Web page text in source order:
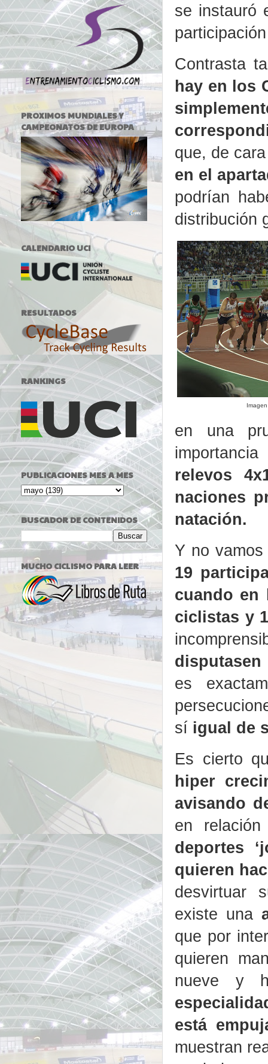
se instauró
Contrasta
hay en los
que, de
en el
podrían
distribución
en una
relevos
naciones
natación.
Y no
19
cuando en
ciclistas y
es
sí igual de
Es cierto
hiper
avisando
en
deportes
quieren
desvirtuar
existe una
que por
quieren
nueve y
está
muestran
PROXIMOS MUNDIALES Y
CAMPEONATOS DE EUROPA
CALENDARIO UCI
RESULTADOS
RANKINGS
PUBLICACIONES MES A MES
BUSCADOR DE CONTENIDOS
MUCHO CICLISMO PARA LEER